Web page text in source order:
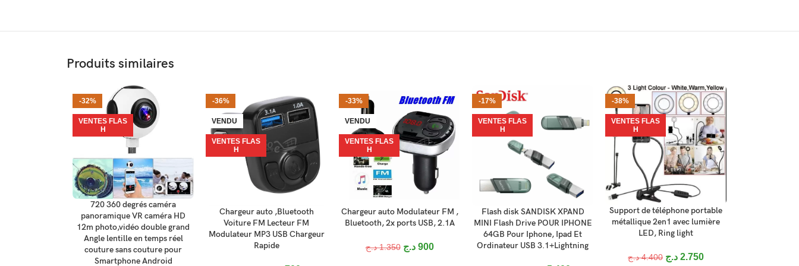
Produits similaires
-32%
VENTES FLAS
H
AJOUTER AU PANIER
720 360 degrés caméra
panoramique VR caméra HD
12m photo,vidéo double grand
Angle lentille en temps réel
couture sans couture pour
Smartphone Android
-36%
VENDU
VENTES FLAS
H
LIRE LA SUITE
Chargeur auto ,Bluetooth
Voiture FM Lecteur FM
Modulateur MP3 USB Chargeur
Rapide
-33%
VENDU
VENTES FLAS
H
LIRE LA SUITE
Chargeur auto Modulateur FM ,
Bluetooth, 2x ports USB, 2.1A
1.350 د.ج 900 د.ج
-17%
VENTES FLAS
H
AJOUTER AU PANIER
Flash disk SANDISK XPAND
MINI Flash Drive POUR IPHONE
64GB Pour Iphone, Ipad Et
Ordinateur USB 3.1+Lightning
-38%
VENTES FLAS
H
AJOUTER AU PANIER
Support de téléphone portable
métallique 2en1 avec lumière
LED, Ring light
4.400 د.ج 2.750 د.ج